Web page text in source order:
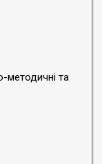
методичні та